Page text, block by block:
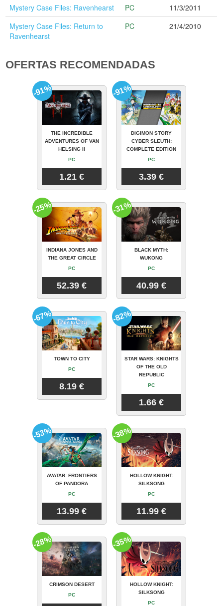
Mystery Case Files: Ravenhearst PC
11/3/2011
Mystery Case Files: Return to
Ravenhearst
PC 21/4/2010
OFERTAS RECOMENDADAS
THE INCREDIBLE
ADVENTURES OF VAN
HELSING II
PC
1.21 €
-91%
DIGIMON STORY
CYBER SLEUTH:
COMPLETE EDITION
PC
3.39 €
-91%
INDIANA JONES AND
THE GREAT CIRCLE
PC
52.39 €
-25%
BLACK MYTH:
WUKONG
PC
40.99 €
-31%
TOWN TO CITY
PC
8.19 €
-67%
STAR WARS: KNIGHTS
OF THE OLD
REPUBLIC
PC
1.66 €
-82%
AVATAR: FRONTIERS
OF PANDORA
PC
13.99 €
-53%
HOLLOW KNIGHT:
SILKSONG
PC
11.99 €
-38%
CRIMSON DESERT
PC
-28%
HOLLOW KNIGHT:
SILKSONG
PC
-35%